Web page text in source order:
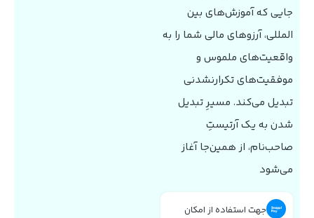
جایی که آموزش‌های بین
المللی، آرزوهای مالی شما را به
واقعیت‌های ملموس و
موفقیت‌های تکرارنشدنی
تبدیل می‌کند. مسیرِ تبدیل
شدن به یک آرتیستِ
صاحب‌نام، از همین‌جا آغاز
می‌شود
جهت استفاده از امکان